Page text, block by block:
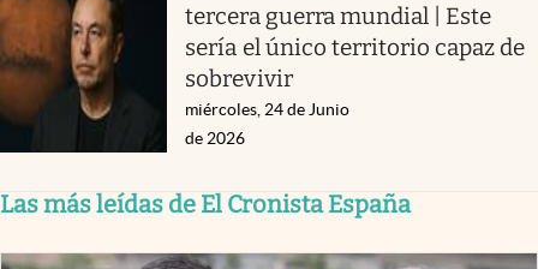
tercera guerra mundial | Este
sería el único territorio capaz de
sobrevivir
miércoles, 24 de Junio
de 2026
Las más leídas de El Cronista España